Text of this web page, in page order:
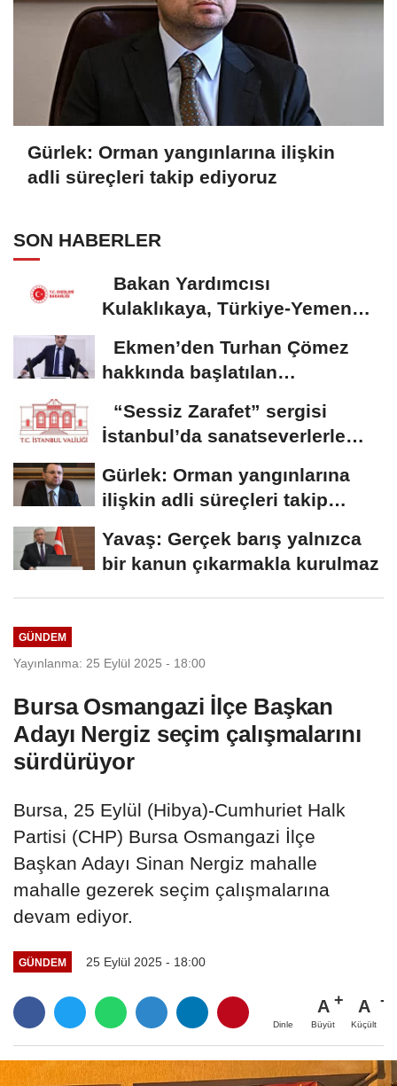
Gürlek: Orman yangınlarına ilişkin
adli süreçleri takip ediyoruz
SON HABERLER
Bakan Yardımcısı
Kulaklıkaya, Türkiye-Yemen
Ekmen’den Turhan Çömez
hakkında başlatılan
“Sessiz Zarafet” sergisi
İstanbul’da sanatseverlerle
Gürlek: Orman yangınlarına
ilişkin adli süreçleri takip
Yavaş: Gerçek barış yalnızca
bir kanun çıkarmakla kurulmaz
GÜNDEM
Yayınlanma: 25 Eylül 2025 - 18:00
Bursa Osmangazi İlçe Başkan
Adayı Nergiz seçim çalışmalarını
sürdürüyor
Bursa, 25 Eylül (Hibya)-Cumhuriet Halk
Partisi (CHP) Bursa Osmangazi İlçe
Başkan Adayı Sinan Nergiz mahalle
mahalle gezerek seçim çalışmalarına
devam ediyor.
GÜNDEM 25 Eylül 2025 - 18:00
Dinle
A
Büyüt
A
Küçült